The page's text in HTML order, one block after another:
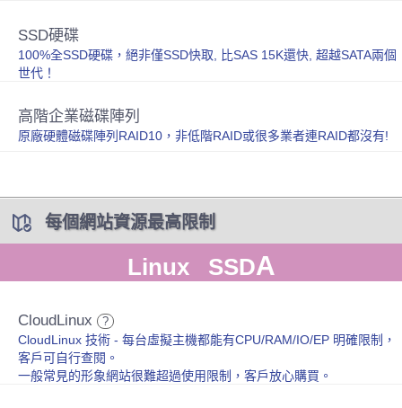
SSD硬碟
100%全SSD硬碟，絕非僅SSD快取, 比SAS 15K還快, 超越SATA兩個
世代！
高階企業磁碟陣列
原廠硬體磁碟陣列RAID10，非低階RAID或很多業者連RAID都沒有!
每個網站資源最高限制
Linux SSDA
CloudLinux ?
CloudLinux 技術 - 每台虛擬主機都能有CPU/RAM/IO/EP 明確限制，
客戶可自行查閱。
一般常見的形象網站很難超過使用限制，客戶放心購買。